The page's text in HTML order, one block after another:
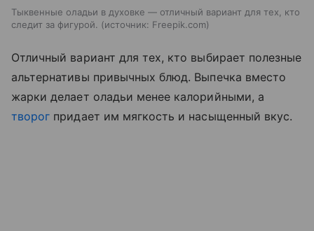
Тыквенные оладьи в духовке — отличный вариант для тех, кто
следит за фигурой.
источник: Freepik.com
Отличный вариант для тех, кто выбирает полезные
альтернативы привычных блюд. Выпечка вместо
жарки делает оладьи менее калорийными, а
творог придает им мягкость и насыщенный вкус.